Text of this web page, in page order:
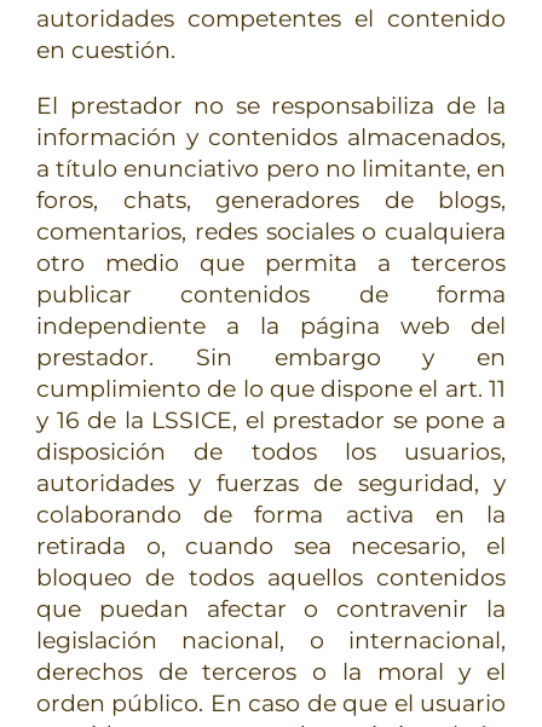
autoridades competentes el contenido
en cuestión.
El prestador no se responsabiliza de la
información y contenidos almacenados,
a título enunciativo pero no limitante, en
foros, chats, generadores de blogs,
comentarios, redes sociales o cualquiera
otro medio que permita a terceros
publicar contenidos de forma
independiente a la página web del
prestador. Sin embargo y en
cumplimiento de lo que dispone el art. 11
y 16 de la LSSICE, el prestador se pone a
disposición de todos los usuarios,
autoridades y fuerzas de seguridad, y
colaborando de forma activa en la
retirada o, cuando sea necesario, el
bloqueo de todos aquellos contenidos
que puedan afectar o contravenir la
legislación nacional, o internacional,
derechos de terceros o la moral y el
orden público. En caso de que el usuario